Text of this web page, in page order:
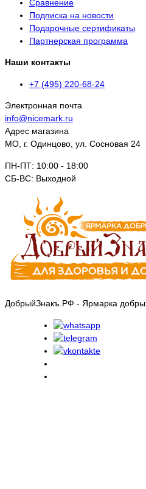
Сравнение
Подписка на новости
Подарочные сертификаты
Партнерская программа
Наши контакты
+7 (495) 220-68-24
Электронная почта
info@nicemark.ru
Адрес магазина
МО, г. Одинцово, ул. Сосновая 24
ПН-ПТ: 10:00 - 18:00
СБ-ВС: Выходной
ДобрыйЗнакъ.РФ - Ярмарка